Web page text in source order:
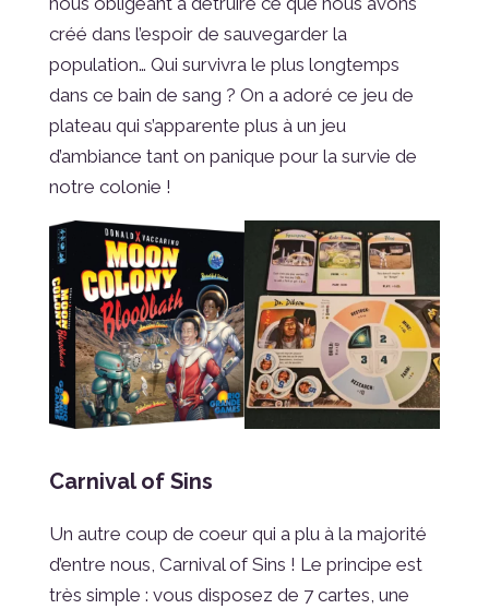
créé dans l’espoir de sauvegarder la
population… Qui survivra le plus longtemps
dans ce bain de sang ? On a adoré ce jeu de
plateau qui s’apparente plus à un jeu
d’ambiance tant on panique pour la survie de
notre colonie !
Carnival of Sins
Un autre coup de coeur qui a plu à la majorité
d’entre nous, Carnival of Sins ! Le principe est
très simple : vous disposez de 7 cartes, une